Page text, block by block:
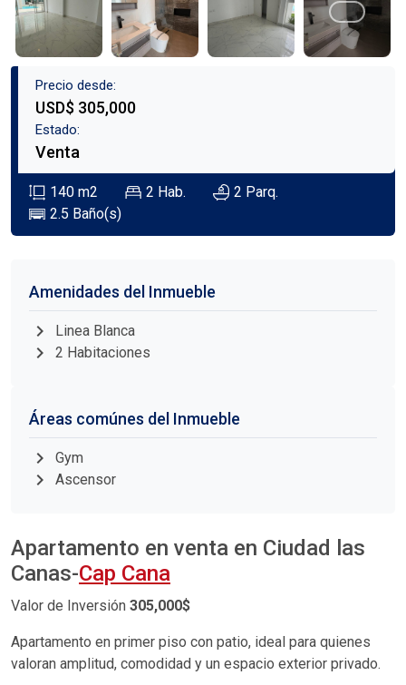
Precio desde:
USD$ 305,000
Estado:
Venta
140 m2 2 Hab. 2 Parq.
2.5 Baño(s)
Amenidades del Inmueble
chevron_right Linea Blanca
chevron_right 2 Habitaciones
Áreas comúnes del Inmueble
chevron_right Gym
chevron_right Ascensor
Apartamento en venta en Ciudad las
Canas-Cap Cana
Valor de Inversión 305,000$
Apartamento en primer piso con patio, ideal para quienes
valoran amplitud, comodidad y un espacio exterior privado.